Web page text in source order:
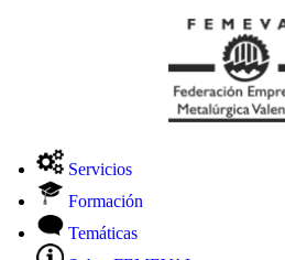
Servicios
Formación
Temáticas